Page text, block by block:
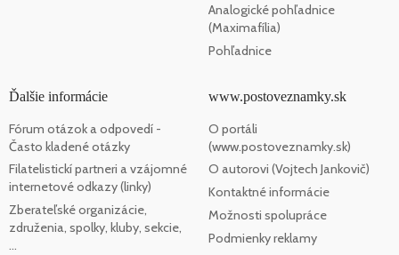
Analogické pohľadnice
(Maximafília)
Pohľadnice
Ďalšie informácie
Fórum otázok a odpovedí -
Často kladené otázky
Filatelistickí partneri a vzájomné
internetové odkazy (linky)
Zberateľské organizácie,
združenia, spolky, kluby, sekcie,
...
www.postoveznamky.sk
O portáli
(www.postoveznamky.sk)
O autorovi (Vojtech Jankovič)
Kontaktné informácie
Možnosti spolupráce
Podmienky reklamy